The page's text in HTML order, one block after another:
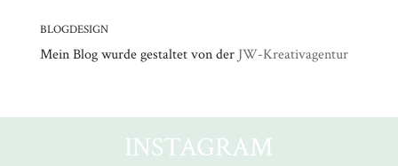
BLOGDESIGN
Mein Blog wurde gestaltet von der JW-Kreativagentur
INSTAGRAM